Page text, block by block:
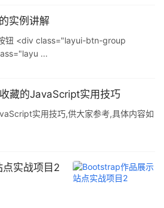
实例讲解
钮 <div class="layui-btn-group
...
藏的JavaScript实用技巧
实用技巧,供大家参考,具体内容如
实战项目2